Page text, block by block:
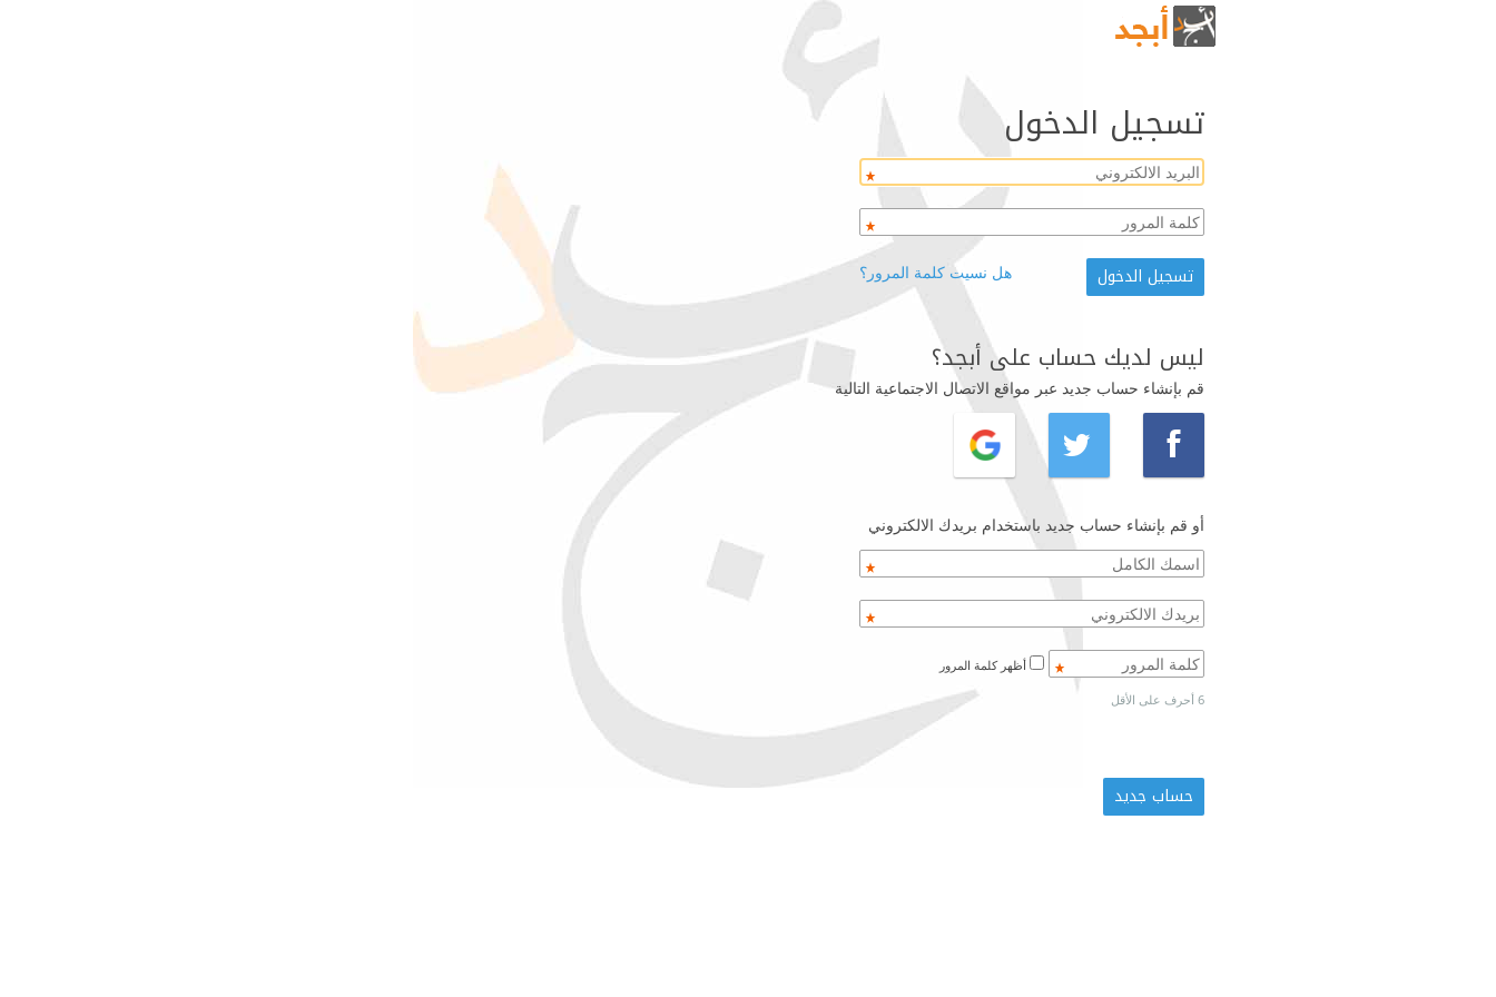
تسجيل الدخول
هل نسيت كلمة المرور؟
ليس لديك حساب على أبجد؟
قم بإنشاء حساب جديد عبر مواقع الاتصال الاجتماعية التالية
أو قم بإنشاء حساب جديد باستخدام بريدك الالكتروني
6 أحرف على الأقل